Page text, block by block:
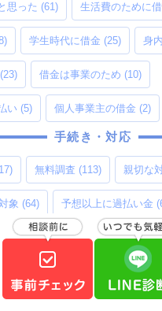
思った (61) 生活費のために
学生時代に借金 (25) 身
(23) 借金は事業のため (10)
い (5) 個人事業主の借金 (2)
手続き・対応
無料調査 (113) 親切な
象 (64) 予想以上に過払い金
(59) 記憶あいまい(40)
返済中 出張面談(10)